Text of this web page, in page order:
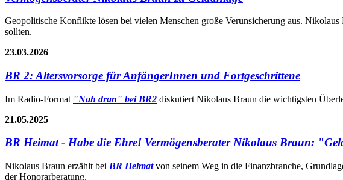
Geopolitische Konflikte lösen bei vielen Menschen große Verunsicherung aus. Nikolaus
sollten.
23.03.2026
BR 2: Altersvorsorge für AnfängerInnen und Fortgeschrittene
Im Radio-Format "Nah dran" bei BR2 diskutiert Nikolaus Braun die wichtigsten
21.05.2025
BR Heimat - Habe die Ehre! Vermögensberater Nikolaus Braun:
Nikolaus Braun erzählt bei BR Heimatvon seinem Weg in die Finanzbranche,
der Honorarberatung.